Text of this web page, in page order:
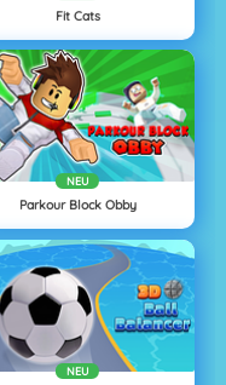
Fit Cats
NEU
Parkour Block Obby
NEU